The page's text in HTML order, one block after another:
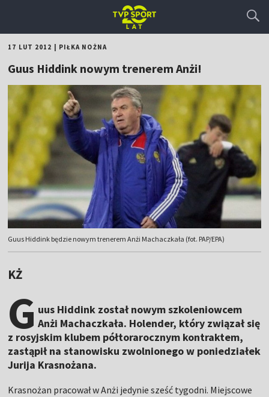
17 LUT 2012 PIŁKA NOŻNA
Guus Hiddink nowym trenerem Anżi!
Guus Hiddink będzie nowym trenerem Anżi Machaczkała (fot. PAP/EPA)
KŻ
G uus Hiddink został nowym szkoleniowcem
Anżi Machaczkała. Holender, który związał się
z rosyjskim klubem półtorarocznym kontraktem,
zastąpił na stanowisku zwolnionego w poniedziałek
Jurija Krasnożana.
Krasnożan pracował w Anżi jedynie sześć tygodni. Miejscowe